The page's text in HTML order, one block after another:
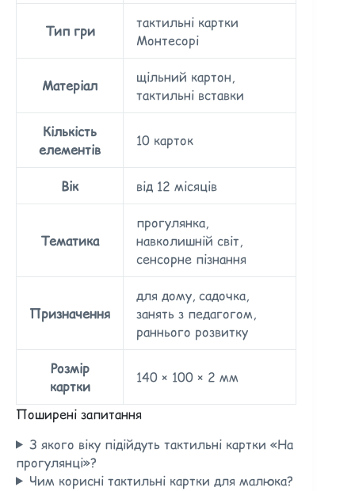
Тип гри
тактильні картки
Монтесорі
Матеріал
щільний картон,
тактильні вставки
Кількість
елементів
10 карток
Вік від 12 місяців
Тематика
прогулянка,
навколишній світ,
сенсорне пізнання
Призначення
для дому, садочка,
занять з педагогом,
раннього розвитку
Розмір
картки
140 × 100 × 2 мм
Поширені запитання
З якого віку підійдуть тактильні картки «На
прогулянці»?
Чим корисні тактильні картки для малюка?